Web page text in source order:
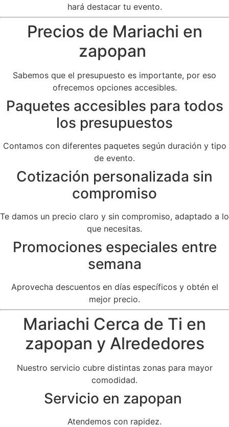
hará destacar tu evento.
Precios de Mariachi en
zapopan
Sabemos que el presupuesto es importante, por eso
ofrecemos opciones accesibles.
Paquetes accesibles para todos
los presupuestos
Contamos con diferentes paquetes según duración y tipo
de evento.
Cotización personalizada sin
compromiso
Te damos un precio claro y sin compromiso, adaptado a lo
que necesitas.
Promociones especiales entre
semana
Aprovecha descuentos en días específicos y obtén el
mejor precio.
Mariachi Cerca de Ti en
zapopan y Alrededores
Nuestro servicio cubre distintas zonas para mayor
comodidad.
Servicio en zapopan
Atendemos con rapidez.